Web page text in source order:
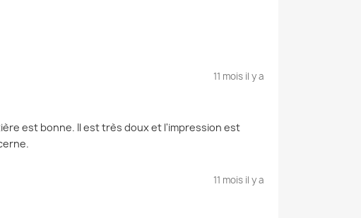
11 mois il y a
est bonne. Il est très doux et l'impression est
11 mois il y a